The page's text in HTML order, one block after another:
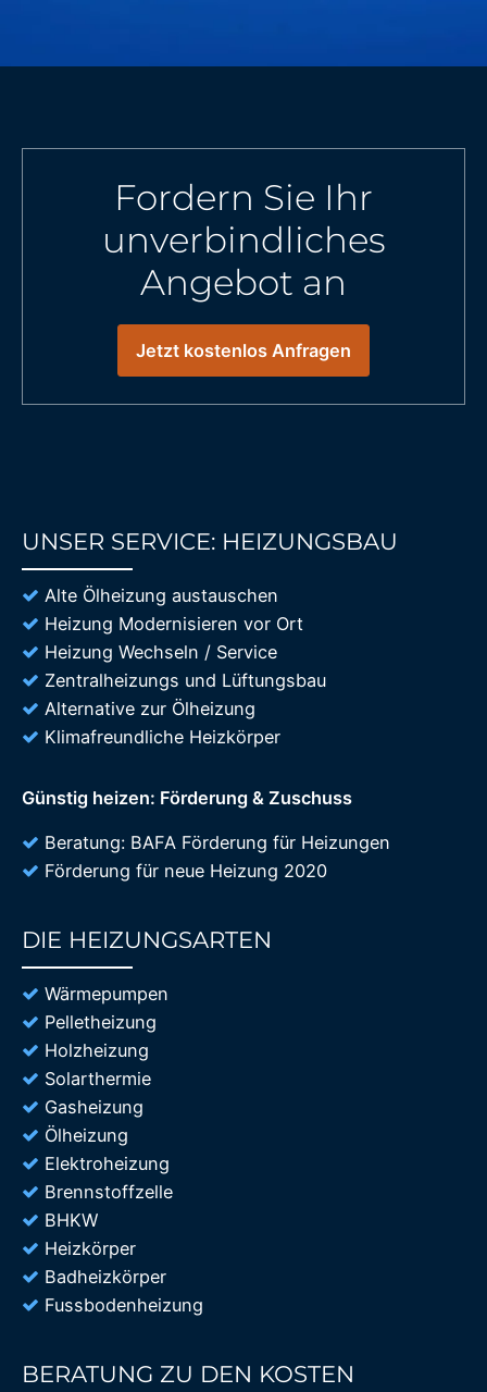
Fordern Sie Ihr
unverbindliches
Angebot an
Jetzt kostenlos Anfragen
UNSER SERVICE: HEIZUNGSBAU
Alte Ölheizung austauschen
Heizung Modernisieren vor Ort
Heizung Wechseln / Service
Zentralheizungs und Lüftungsbau
Alternative zur Ölheizung
Klimafreundliche Heizkörper
Günstig heizen: Förderung & Zuschuss
Beratung: BAFA Förderung für Heizungen
Förderung für neue Heizung 2020
DIE HEIZUNGSARTEN
Wärmepumpen
Pelletheizung
Holzheizung
Solarthermie
Gasheizung
Ölheizung
Elektroheizung
Brennstoffzelle
BHKW
Heizkörper
Badheizkörper
Fussbodenheizung
BERATUNG ZU DEN KOSTEN